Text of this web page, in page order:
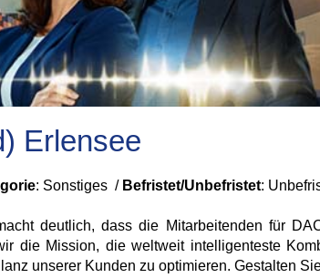
Erlensee
: Sonstiges /Befristet/Unbefristet:
deutlich, dass die Mitarbeitenden für
die Mission, die weltweit intelligenteste
unserer Kunden zu optimieren. Gestalten